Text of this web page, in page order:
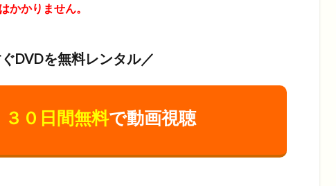
かかりません。
DVDを無料レンタル／
３０日間無料で動画視聴